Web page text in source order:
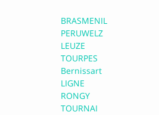
BRASMENIL
PERUWELZ
LEUZE
TOURPES
Bernissart
LIGNE
RONGY
TOURNAI